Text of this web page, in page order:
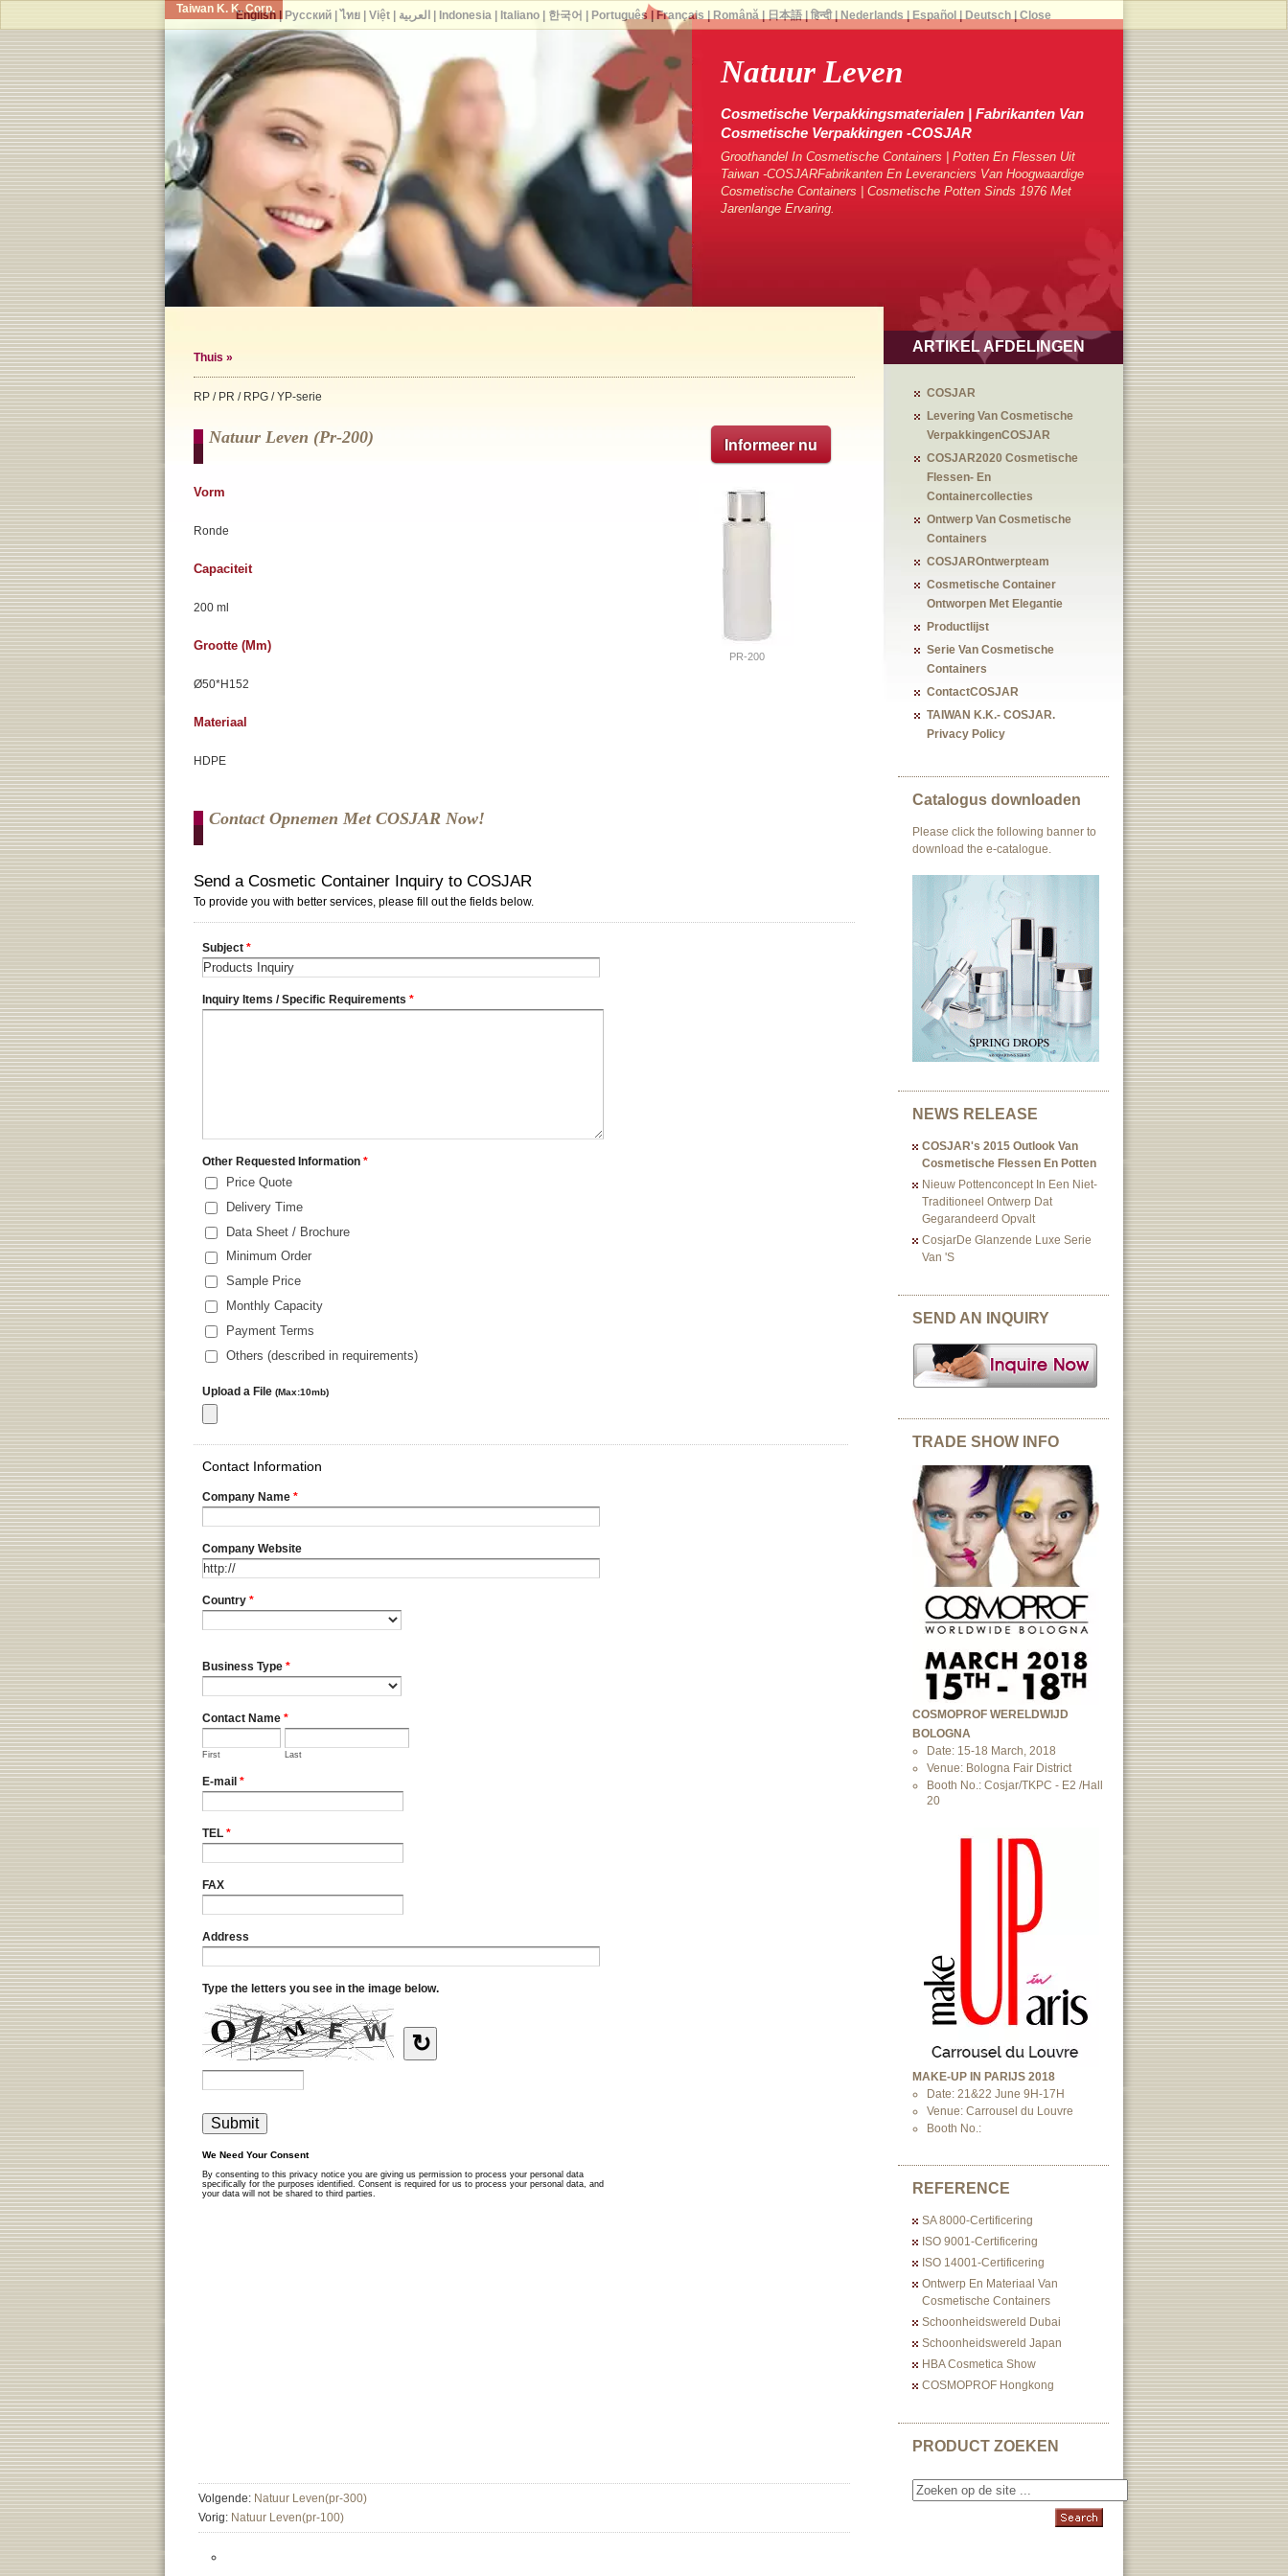
Taiwan K. K. Corp.
Natuur Leven
Cosmetische Verpakkingsmaterialen | Fabrikanten Van
Cosmetische Verpakkingen -COSJAR
Groothandel In Cosmetische Containers | Potten En Flessen Uit
Taiwan -COSJARFabrikanten En Leveranciers Van Hoogwaardige
Cosmetische Containers | Cosmetische Potten Sinds 1976 Met
Jarenlange Ervaring.
Thuis »
RP / PR / RPG / YP-serie
Informeer nu
Natuur Leven (pr-200)
PR-200
Vorm
Ronde
Capaciteit
200 ml
Grootte (mm)
Ø50*H152
Materiaal
HDPE
Contact Opnemen Met COSJAR Now!
Volgende: Natuur Leven(pr-300)
Vorig: Natuur Leven(pr-100)
ARTIKEL AFDELINGEN
COSJAR
Levering Van Cosmetische
VerpakkingenCOSJAR
COSJAR2020 Cosmetische
Flessen- En
Containercollecties
Ontwerp Van Cosmetische
Containers
COSJAROntwerpteam
Cosmetische Container
Ontworpen Met Elegantie
Productlijst
Serie Van Cosmetische
Containers
ContactCOSJAR
TAIWAN K.K.- COSJAR.
Privacy Policy
Catalogus downloaden
Please click the following banner to
download the e-catalogue.
NEWS RELEASE
COSJAR's 2015 Outlook Van
Cosmetische Flessen En Potten
Nieuw Pottenconcept In Een Niet-
Traditioneel Ontwerp Dat
Gegarandeerd Opvalt
CosjarDe Glanzende Luxe Serie
Van 's
SEND AN INQUIRY
TRADE SHOW INFO
COSMOPROF WERELDWIJD
BOLOGNA
Date: 15-18 March, 2018
Venue: Bologna Fair District
Booth No.: Cosjar/TKPC - E2 /Hall
20
MAKE-UP IN PARIJS 2018
Date: 21&22 June 9H-17H
Venue: Carrousel du Louvre
Booth No.:
REFERENCE
SA 8000-Certificering
ISO 9001-Certificering
ISO 14001-Certificering
Ontwerp En Materiaal Van
Cosmetische Containers
Schoonheidswereld Dubai
Schoonheidswereld Japan
HBA Cosmetica Show
COSMOPROF Hongkong
PRODUCT ZOEKEN
English| Русский| ไทย| Việt| العربية Indonesia| Italiano| 한국어 Português Français Română| 日本語| हिन्दी| Nederlands Español Deutsch| Close